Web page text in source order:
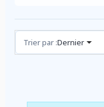
Avis (0)
Trier par :Dernier